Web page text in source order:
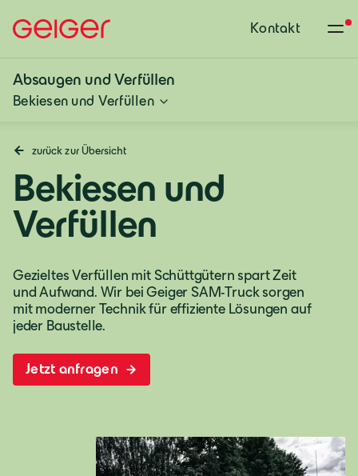
Kontakt
Absaugen und Verfüllen
Bekiesen und Verfüllen
zurück zur Übersicht
Bekiesen und
Verfüllen
Gezieltes Verfüllen mit Schüttgütern spart Zeit
und Aufwand. Wir bei Geiger SAM-Truck sorgen
mit moderner Technik für effiziente Lösungen auf
jeder Baustelle.
Jetzt anfragen